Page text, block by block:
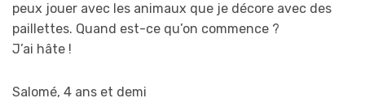
peux jouer avec les animaux que je décore avec des
paillettes. Quand est-ce qu’on commence ?
J’ai hâte !
Salomé, 4 ans et demi